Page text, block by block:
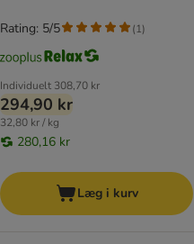
Individuelt 308,70 kr
294,90 kr
32,80 kr / kg
280,16 kr
Rating: 5/5 (1)
Læg i kurv